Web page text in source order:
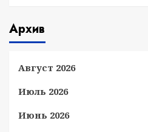
Архив
Август 2026
Июль 2026
Июнь 2026